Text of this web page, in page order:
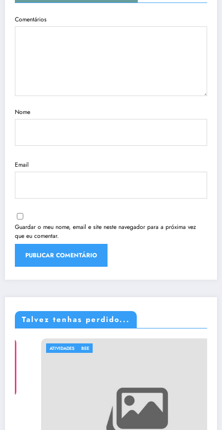
Comentários
Nome
Email
Guardar o meu nome, email e site neste navegador para a próxima vez
que eu comentar.
Talvez tenhas perdido...
ATIVIDADES BEE